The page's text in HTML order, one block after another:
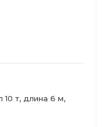
10 т, длина 6 м,